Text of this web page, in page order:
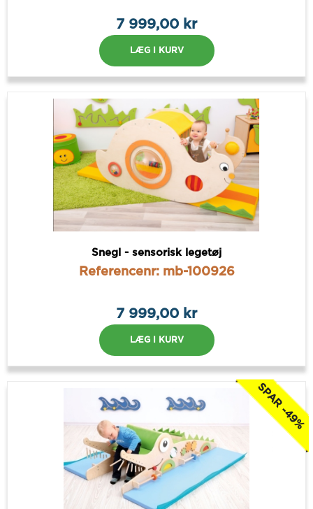
7 999,00 kr
LÆG I KURV
Snegl - sensorisk legetøj
Referencenr: mb-100926
7 999,00 kr
LÆG I KURV
SPAR -49%